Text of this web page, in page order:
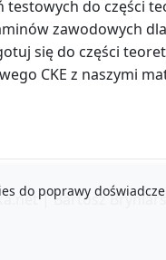
testowych do części
zawodowych
się do części
CKE z naszymi
|Bartosz
do poprawy